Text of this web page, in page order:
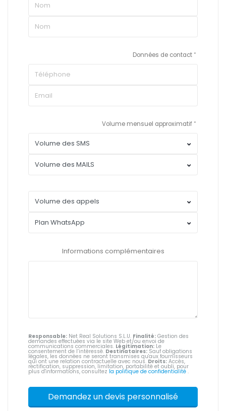
Données de contact
Volume mensuel approximatif
Informations complémentaires
Responsable: Net Real Solutions S.L.U. Finalité: Gestion des
demandes effectuées via le site Web et/ou envoi de
communications commerciales. Légitimation: Le
consentement de l’intéressé. Destinataires: Sauf obligations
légales, les données ne seront transmises qu'aux fournisseurs
qui ont une relation contractuelle avec nous. Droits: Accès,
rectification, suppression, limitation, portabilité et oubli, pour
plus d'informations, consultez la politique de confidentialité .